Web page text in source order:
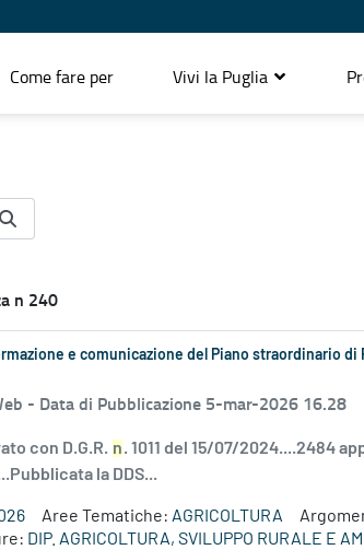
Come fare per Vivi la Puglia
n 240
e comunicazione del Piano straordinario di
- Data di Pubblicazione 5-mar-2026 16.28
con D.G.R. n. 1011 del 15/07/2024....2484
la DDS...
Aree Tematiche: AGRICOLTURA
DIP. AGRICOLTURA, SVILUPPO RURALE E